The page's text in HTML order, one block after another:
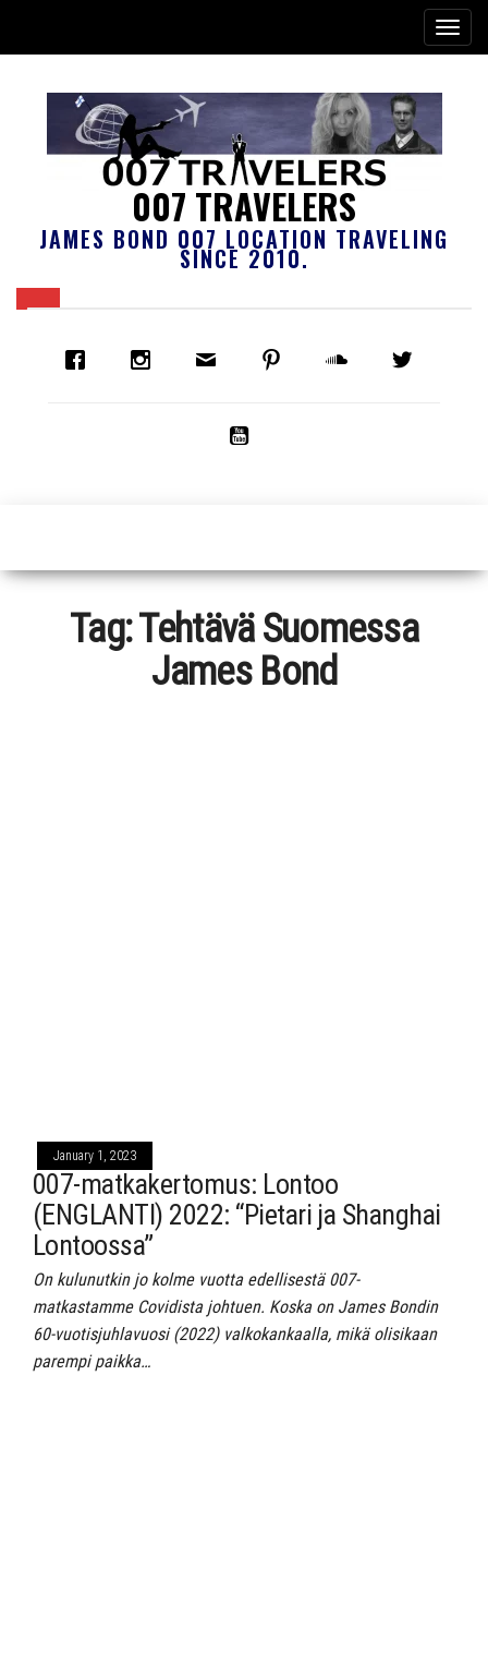
007 TRAVELERS
JAMES BOND 007 LOCATION TRAVELING
SINCE 2010.
Tag:Tehtävä Suomessa
James Bond
January 1, 2023
007-matkakertomus: Lontoo
(ENGLANTI) 2022: “Pietari ja Shanghai
Lontoossa”
On kulunutkin jo kolme vuotta edellisestä 007-
matkastamme Covidista johtuen. Koska on James Bondin
60-vuotisjuhlavuosi (2022) valkokankaalla, mikä olisikaan
parempi paikka…